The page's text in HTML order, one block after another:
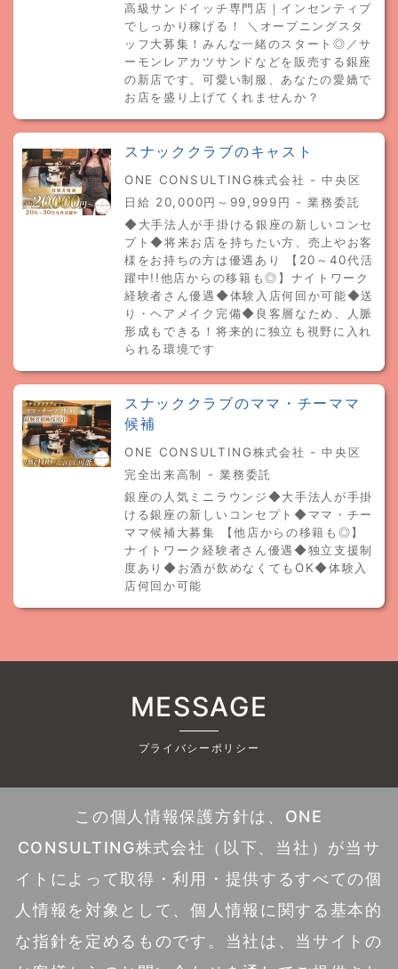
高級サンドイッチ専門店｜インセンティブ
でしっかり稼げる！ ＼オープニングスタ
ッフ大募集！みんな一緒のスタート◎／サ
ーモンレアカツサンドなどを販売する銀座
の新店です。可愛い制服、あなたの愛嬌で
お店を盛り上げてくれませんか？
スナッククラブのキャスト
ONE CONSULTING株式会社 - 中央区
日給 20,000円～99,999円 - 業務委託
◆大手法人が手掛ける銀座の新しいコンセ
プト◆将来お店を持ちたい方、売上やお客
様をお持ちの方は優遇あり 【20～40代活
躍中!!他店からの移籍も◎】ナイトワーク
経験者さん優遇◆体験入店何回か可能◆送
り・ヘアメイク完備◆良客層なため、人脈
形成もできる！将来的に独立も視野に入れ
られる環境です
スナッククラブのママ・チーママ
候補
ONE CONSULTING株式会社 - 中央区
完全出来高制 - 業務委託
銀座の人気ミニラウンジ◆大手法人が手掛
ける銀座の新しいコンセプト◆ママ・チー
ママ候補大募集 【他店からの移籍も◎】
ナイトワーク経験者さん優遇◆独立支援制
度あり◆お酒が飲めなくてもOK◆体験入
店何回か可能
MESSAGE
プライバシーポリシー
この個人情報保護方針は、ONE
CONSULTING株式会社（以下、当社）が当サ
イトによって取得・利用・提供するすべての個
人情報を対象として、個人情報に関する基本的
な指針を定めるものです。当社は、当サイトの